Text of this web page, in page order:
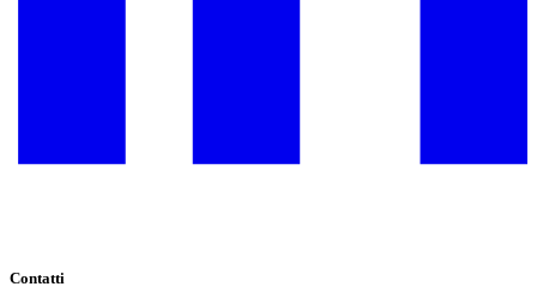
Contatti